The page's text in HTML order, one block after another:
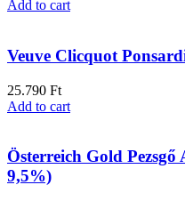
Add to cart
Veuve Clicquot
25.790 Ft
Add to cart
Österreich Gold
9,5%)